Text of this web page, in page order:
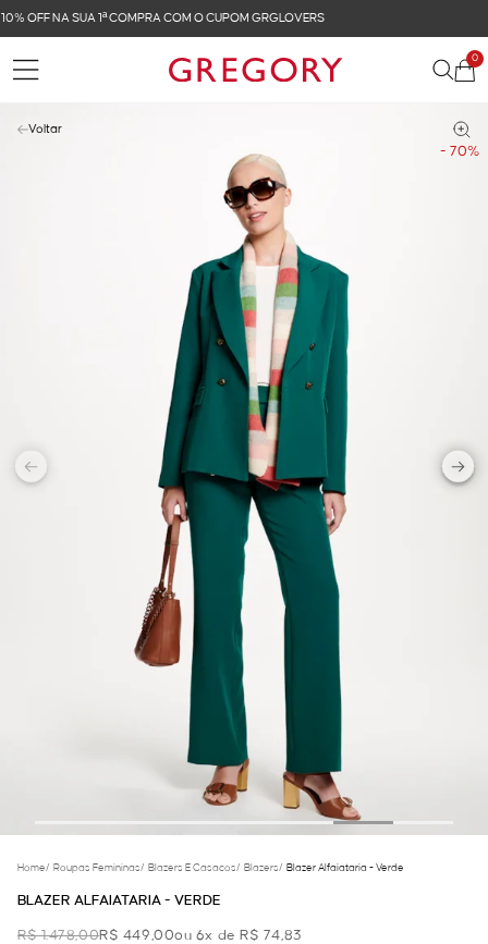
FRETE GRÁTIS NAS COMPRAS ACIMA DE R$ 899
0
- 70%
Voltar
Home/ Roupas Femininas/ Blazers E Casacos/ Blazers/ Blazer Alfaiataria - Verde
BLAZER ALFAIATARIA - VERDE
R$ 1.478,00R$ 449,00ou 6x de R$ 74,83